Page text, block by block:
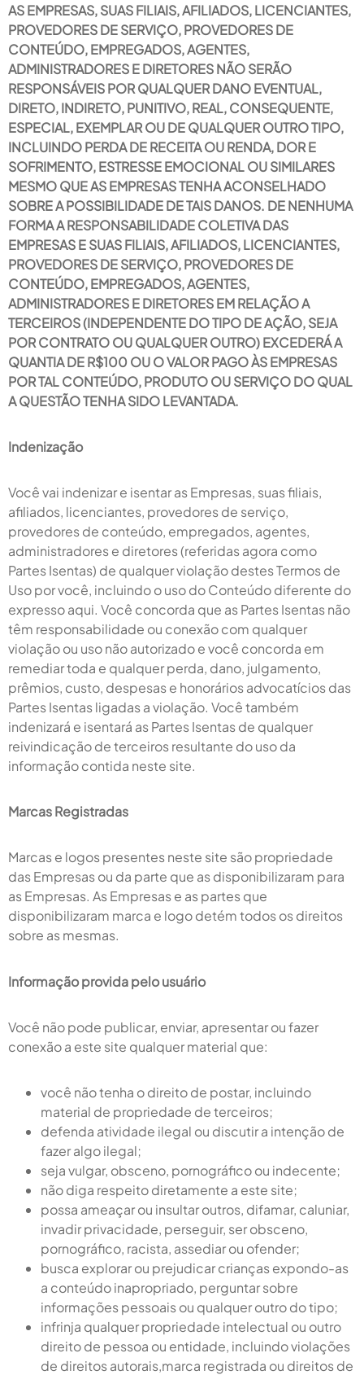
AS EMPRESAS, SUAS FILIAIS, AFILIADOS, LICENCIANTES,
PROVEDORES DE SERVIÇO, PROVEDORES DE
CONTEÚDO, EMPREGADOS, AGENTES,
ADMINISTRADORES E DIRETORES NÃO SERÃO
RESPONSÁVEIS POR QUALQUER DANO EVENTUAL,
DIRETO, INDIRETO, PUNITIVO, REAL, CONSEQUENTE,
ESPECIAL, EXEMPLAR OU DE QUALQUER OUTRO TIPO,
INCLUINDO PERDA DE RECEITA OU RENDA, DOR E
SOFRIMENTO, ESTRESSE EMOCIONAL OU SIMILARES
MESMO QUE AS EMPRESAS TENHA ACONSELHADO
SOBRE A POSSIBILIDADE DE TAIS DANOS. DE NENHUMA
FORMA A RESPONSABILIDADE COLETIVA DAS
EMPRESAS E SUAS FILIAIS, AFILIADOS, LICENCIANTES,
PROVEDORES DE SERVIÇO, PROVEDORES DE
CONTEÚDO, EMPREGADOS, AGENTES,
ADMINISTRADORES E DIRETORES EM RELAÇÃO A
TERCEIROS (INDEPENDENTE DO TIPO DE AÇÃO, SEJA
POR CONTRATO OU QUALQUER OUTRO) EXCEDERÁ A
QUANTIA DE R$100 OU O VALOR PAGO ÀS EMPRESAS
POR TAL CONTEÚDO, PRODUTO OU SERVIÇO DO QUAL
A QUESTÃO TENHA SIDO LEVANTADA.
Indenização
Você vai indenizar e isentar as Empresas, suas filiais,
afiliados, licenciantes, provedores de serviço,
provedores de conteúdo, empregados, agentes,
administradores e diretores (referidas agora como
Partes Isentas) de qualquer violação destes Termos de
Uso por você, incluindo o uso do Conteúdo diferente do
expresso aqui. Você concorda que as Partes Isentas não
têm responsabilidade ou conexão com qualquer
violação ou uso não autorizado e você concorda em
remediar toda e qualquer perda, dano, julgamento,
prêmios, custo, despesas e honorários advocatícios das
Partes Isentas ligadas a violação. Você também
indenizará e isentará as Partes Isentas de qualquer
reivindicação de terceiros resultante do uso da
informação contida neste site.
Marcas Registradas
Marcas e logos presentes neste site são propriedade
das Empresas ou da parte que as disponibilizaram para
as Empresas. As Empresas e as partes que
disponibilizaram marca e logo detém todos os direitos
sobre as mesmas.
Informação provida pelo usuário
Você não pode publicar, enviar, apresentar ou fazer
conexão a este site qualquer material que:
você não tenha o direito de postar, incluindo
material de propriedade de terceiros;
defenda atividade ilegal ou discutir a intenção de
fazer algo ilegal;
seja vulgar, obsceno, pornográfico ou indecente;
não diga respeito diretamente a este site;
possa ameaçar ou insultar outros, difamar, caluniar,
invadir privacidade, perseguir, ser obsceno,
pornográfico, racista, assediar ou ofender;
busca explorar ou prejudicar crianças expondo-as
a conteúdo inapropriado, perguntar sobre
informações pessoais ou qualquer outro do tipo;
infrinja qualquer propriedade intelectual ou outro
direito de pessoa ou entidade, incluindo violações
de direitos autorais,marca registrada ou direitos de